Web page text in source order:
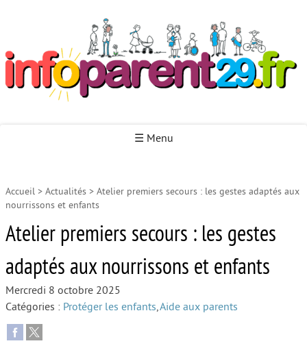
☰ Menu
Accueil
Autour de l’enfance
Autour de la jeunesse
Accueil > Actualités > Atelier premiers secours : les gestes adaptés aux
nourrissons et enfants
Atelier premiers secours : les gestes
adaptés aux nourrissons et enfants
Mercredi 8 octobre 2025
Catégories : Protéger les enfants,Aide aux parents